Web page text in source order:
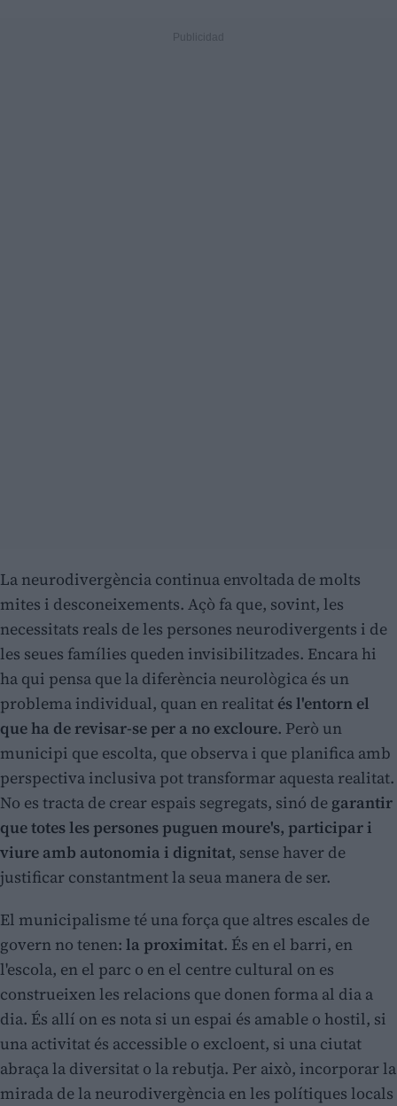
La neurodivergència continua envoltada de molts
mites i desconeixements. Açò fa que, sovint, les
necessitats reals de les persones neurodivergents i de
les seues famílies queden invisibilitzades. Encara hi
ha qui pensa que la diferència neurològica és un
problema individual, quan en realitat és l'entorn el
que ha de revisar-se per a no excloure. Però un
municipi que escolta, que observa i que planifica amb
perspectiva inclusiva pot transformar aquesta realitat.
No es tracta de crear espais segregats, sinó de garantir
que totes les persones puguen moure's, participar i
viure amb autonomia i dignitat, sense haver de
justificar constantment la seua manera de ser.
El municipalisme té una força que altres escales de
govern no tenen: la proximitat. És en el barri, en
l'escola, en el parc o en el centre cultural on es
construeixen les relacions que donen forma al dia a
dia. És allí on es nota si un espai és amable o hostil, si
una activitat és accessible o excloent, si una ciutat
abraça la diversitat o la rebutja. Per això, incorporar la
mirada de la neurodivergència en les polítiques locals